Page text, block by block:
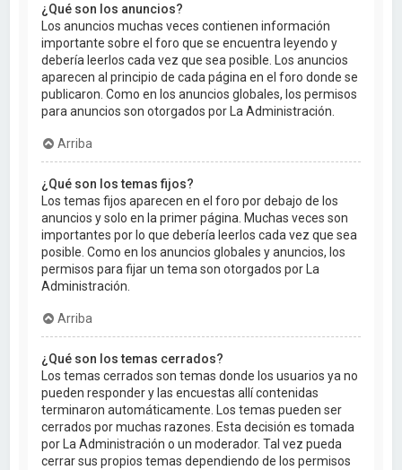
¿Qué son los anuncios?
Los anuncios muchas veces contienen información
importante sobre el foro que se encuentra leyendo y
debería leerlos cada vez que sea posible. Los anuncios
aparecen al principio de cada página en el foro donde se
publicaron. Como en los anuncios globales, los permisos
para anuncios son otorgados por La Administración.
Arriba
¿Qué son los temas fijos?
Los temas fijos aparecen en el foro por debajo de los
anuncios y solo en la primer página. Muchas veces son
importantes por lo que debería leerlos cada vez que sea
posible. Como en los anuncios globales y anuncios, los
permisos para fijar un tema son otorgados por La
Administración.
Arriba
¿Qué son los temas cerrados?
Los temas cerrados son temas donde los usuarios ya no
pueden responder y las encuestas allí contenidas
terminaron automáticamente. Los temas pueden ser
cerrados por muchas razones. Esta decisión es tomada
por La Administración o un moderador. Tal vez pueda
cerrar sus propios temas dependiendo de los permisos